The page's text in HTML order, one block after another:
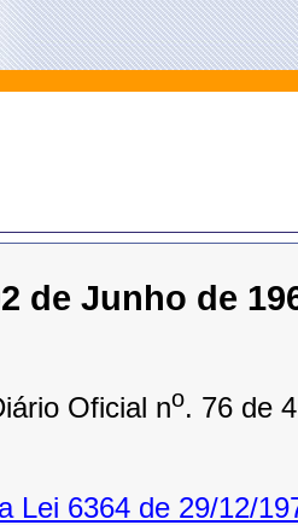
de Junho de
Oficial no. 76 de
Lei 6364 de 29/12/